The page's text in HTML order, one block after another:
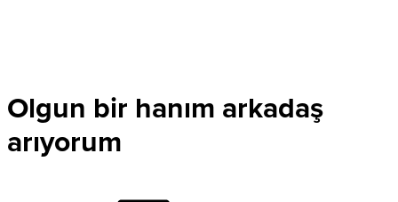
Olgun bir hanım arkadaş
arıyorum